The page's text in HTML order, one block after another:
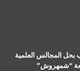
بحل المجالس العلمية
“شمهروش”